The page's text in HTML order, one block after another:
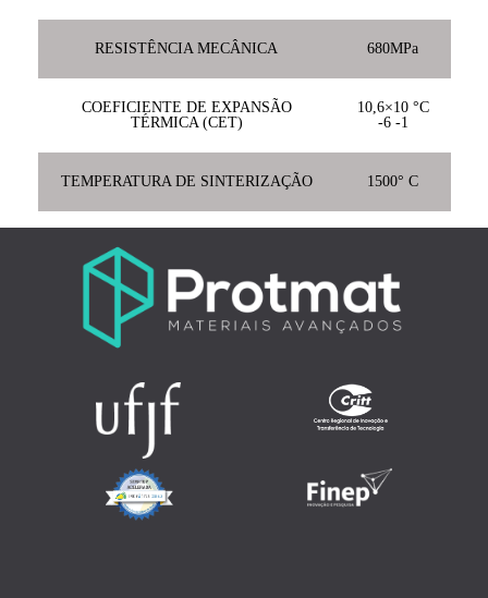
RESISTÊNCIA MECÂNICA 680MPa
COEFICIENTE DE EXPANSÃO
TÉRMICA (CET)
10,6×10 °C
-6 -1
TEMPERATURA DE SINTERIZAÇÃO 1500° C